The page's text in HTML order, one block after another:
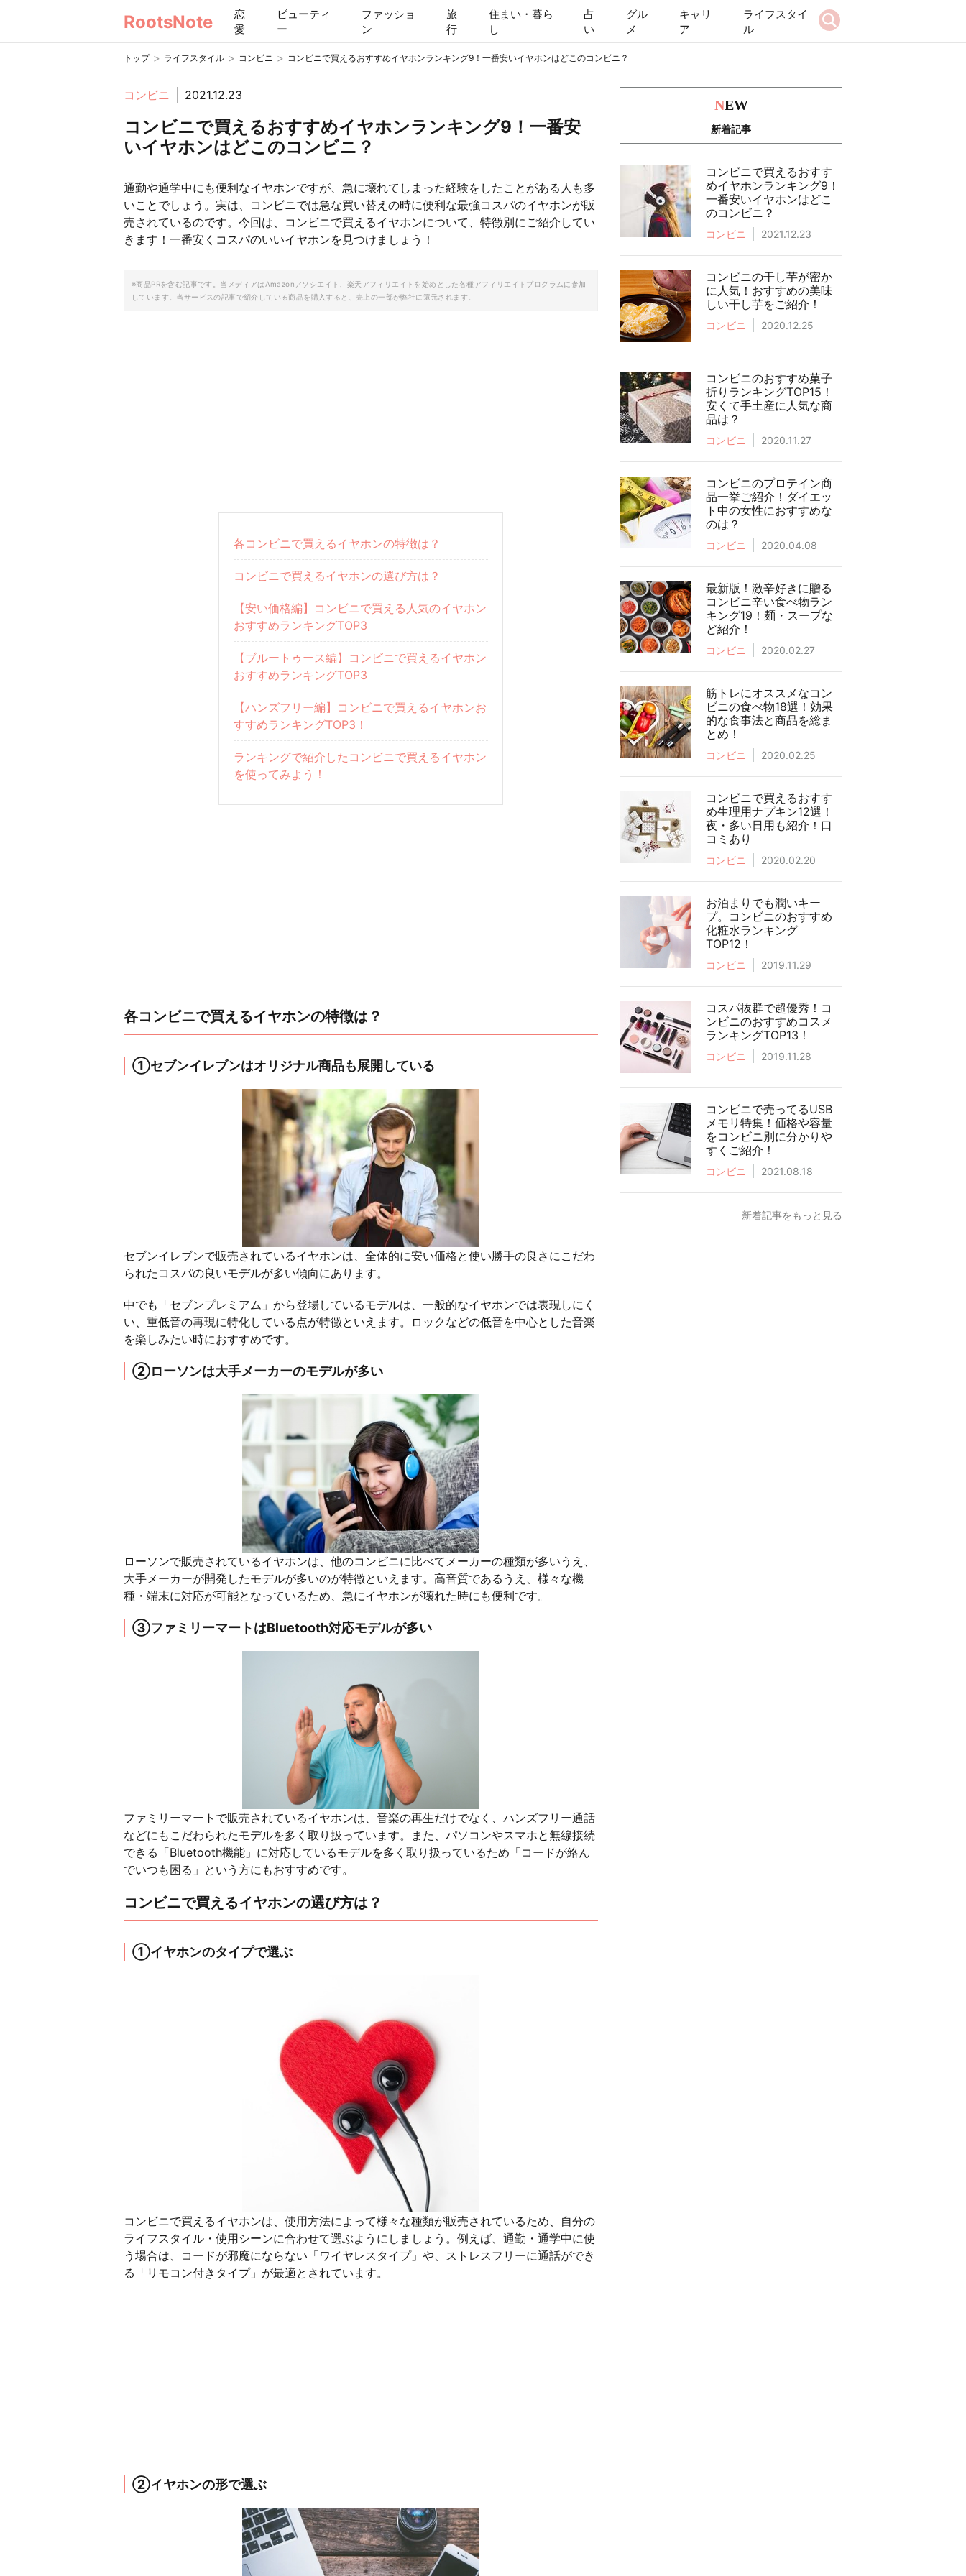
RootsNote
恋
愛
ビューティ
ー
ファッショ
ン
旅
行
住まい・暮ら
し
占
い
グル
メ
キャリ
ア
ライフスタイ
ル
トップ > ライフスタイル > コンビニ > コンビニで買えるおすすめイヤホンランキング9！一番安いイヤホンはどこのコンビニ？
コンビニ 2021.12.23
コンビニで買えるおすすめイヤホンランキング9！一番安
いイヤホンはどこのコンビニ？
通勤や通学中にも便利なイヤホンですが、急に壊れてしまった経験をしたことがある人も多
いことでしょう。実は、コンビニでは急な買い替えの時に便利な最強コスパのイヤホンが販
売されているのです。今回は、コンビニで買えるイヤホンについて、特徴別にご紹介してい
きます！一番安くコスパのいいイヤホンを見つけましょう！
※商品PRを含む記事です。当メディアはAmazonアソシエイト、楽天アフィリエイトを始めとした各種アフィリエイトプログラムに参加
しています。当サービスの記事で紹介している商品を購入すると、売上の一部が弊社に還元されます。
各コンビニで買えるイヤホンの特徴は？
コンビニで買えるイヤホンの選び方は？
【安い価格編】コンビニで買える人気のイヤホン
おすすめランキングTOP3
【ブルートゥース編】コンビニで買えるイヤホン
おすすめランキングTOP3
【ハンズフリー編】コンビニで買えるイヤホンお
すすめランキングTOP3！
ランキングで紹介したコンビニで買えるイヤホン
を使ってみよう！
各コンビニで買えるイヤホンの特徴は？
①セブンイレブンはオリジナル商品も展開している
セブンイレブンで販売されているイヤホンは、全体的に安い価格と使い勝手の良さにこだわ
られたコスパの良いモデルが多い傾向にあります。
中でも「セブンプレミアム」から登場しているモデルは、一般的なイヤホンでは表現しにく
い、重低音の再現に特化している点が特徴といえます。ロックなどの低音を中心とした音楽
を楽しみたい時におすすめです。
②ローソンは大手メーカーのモデルが多い
ローソンで販売されているイヤホンは、他のコンビニに比べてメーカーの種類が多いうえ、
大手メーカーが開発したモデルが多いのが特徴といえます。高音質であるうえ、様々な機
種・端末に対応が可能となっているため、急にイヤホンが壊れた時にも便利です。
③ファミリーマートはBluetooth対応モデルが多い
ファミリーマートで販売されているイヤホンは、音楽の再生だけでなく、ハンズフリー通話
などにもこだわられたモデルを多く取り扱っています。また、パソコンやスマホと無線接続
できる「Bluetooth機能」に対応しているモデルを多く取り扱っているため「コードが絡ん
でいつも困る」という方にもおすすめです。
コンビニで買えるイヤホンの選び方は？
①イヤホンのタイプで選ぶ
コンビニで買えるイヤホンは、使用方法によって様々な種類が販売されているため、自分の
ライフスタイル・使用シーンに合わせて選ぶようにしましょう。例えば、通勤・通学中に使
う場合は、コードが邪魔にならない「ワイヤレスタイプ」や、ストレスフリーに通話ができ
る「リモコン付きタイプ」が最適とされています。
②イヤホンの形で選ぶ
NEW
新着記事
コンビニで買えるおすす
めイヤホンランキング9！
一番安いイヤホンはどこ
のコンビニ？
コンビニ 2021.12.23
コンビニの干し芋が密か
に人気！おすすめの美味
しい干し芋をご紹介！
コンビニ 2020.12.25
コンビニのおすすめ菓子
折りランキングTOP15！
安くて手土産に人気な商
品は？
コンビニ 2020.11.27
コンビニのプロテイン商
品一挙ご紹介！ダイエッ
ト中の女性におすすめな
のは？
コンビニ 2020.04.08
最新版！激辛好きに贈る
コンビニ辛い食べ物ラン
キング19！麺・スープな
ど紹介！
コンビニ 2020.02.27
筋トレにオススメなコン
ビニの食べ物18選！効果
的な食事法と商品を総ま
とめ！
コンビニ 2020.02.25
コンビニで買えるおすす
め生理用ナプキン12選！
夜・多い日用も紹介！口
コミあり
コンビニ 2020.02.20
お泊まりでも潤いキー
プ。コンビニのおすすめ
化粧水ランキング
TOP12！
コンビニ 2019.11.29
コスパ抜群で超優秀！コ
ンビニのおすすめコスメ
ランキングTOP13！
コンビニ 2019.11.28
コンビニで売ってるUSB
メモリ特集！価格や容量
をコンビニ別に分かりや
すくご紹介！
コンビニ 2021.08.18
新着記事をもっと見る